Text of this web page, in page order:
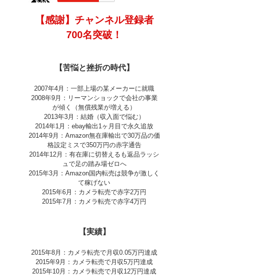
【感謝】チャンネル登録者
700名突破！
【苦悩と挫折の時代】
2007年4月：一部上場の某メーカーに就職
2008年9月：リーマンショックで会社の事業
が傾く（無償残業が増える）
2013年3月：結婚（収入面で悩む）
2014年1月：ebay輸出1ヶ月目で永久追放
2014年9月：Amazon無在庫輸出で30万品の価
格設定ミスで350万円の赤字通告
2014年12月：有在庫に切替えるも返品ラッシ
ュで足の踏み場ゼロへ
2015年3月：Amazon国内転売は競争が激しく
て稼げない
2015年6月：カメラ転売で赤字2万円
2015年7月：カメラ転売で赤字4万円
【実績】
2015年8月：カメラ転売で月収0.05万円達成
2015年9月：カメラ転売で月収5万円達成
2015年10月：カメラ転売で月収12万円達成